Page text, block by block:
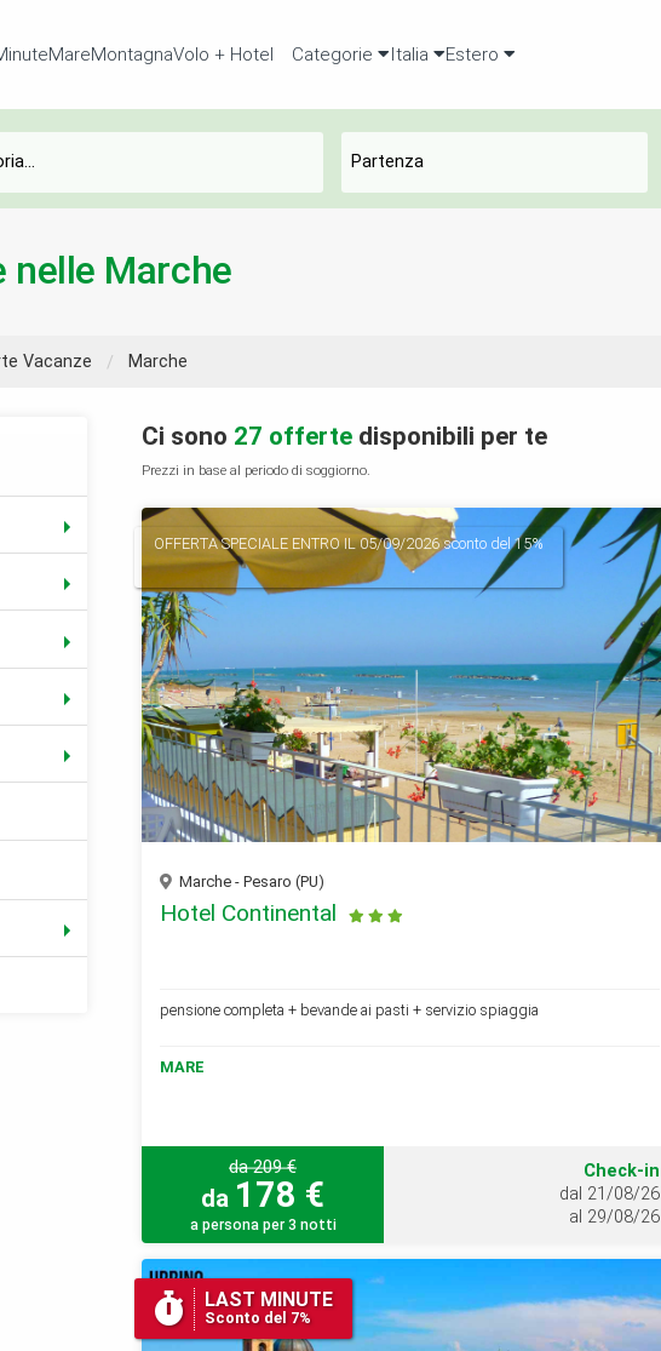
MareMontagnaVolo + Hotel Categorie Italia Estero
nelle Marche
Vacanze Marche
Ci sono 27 offerte disponibili per te
Prezzi in base al periodo di soggiorno.
OFFERTA SPECIALE ENTRO IL 05/09/2026 sconto del 15%
Marche - Pesaro (PU)
Hotel Continental
pensione completa + bevande ai pasti + servizio spiaggia
MARE
da 209 €
da 178 €
a persona per 3 notti
Check-in
dal 21/08/26
al 29/08/26
LAST MINUTE
Sconto del 7%